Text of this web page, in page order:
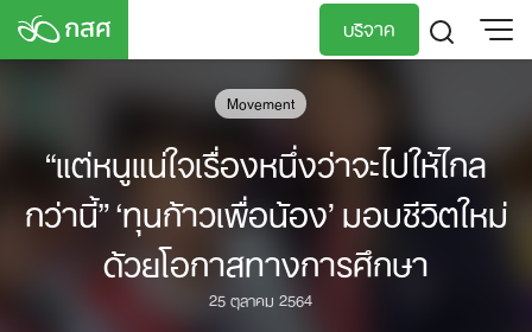
Skip
บริจาค
Movement
“แต่หนูแน่ใจเรื่องหนึ่งว่าจะไปให้ไกล
กว่านี้” ‘ทุนก้าวเพื่อน้อง’ มอบชีวิตใหม่
ด้วยโอกาสทางการศึกษา
25 ตุลาคม 2564